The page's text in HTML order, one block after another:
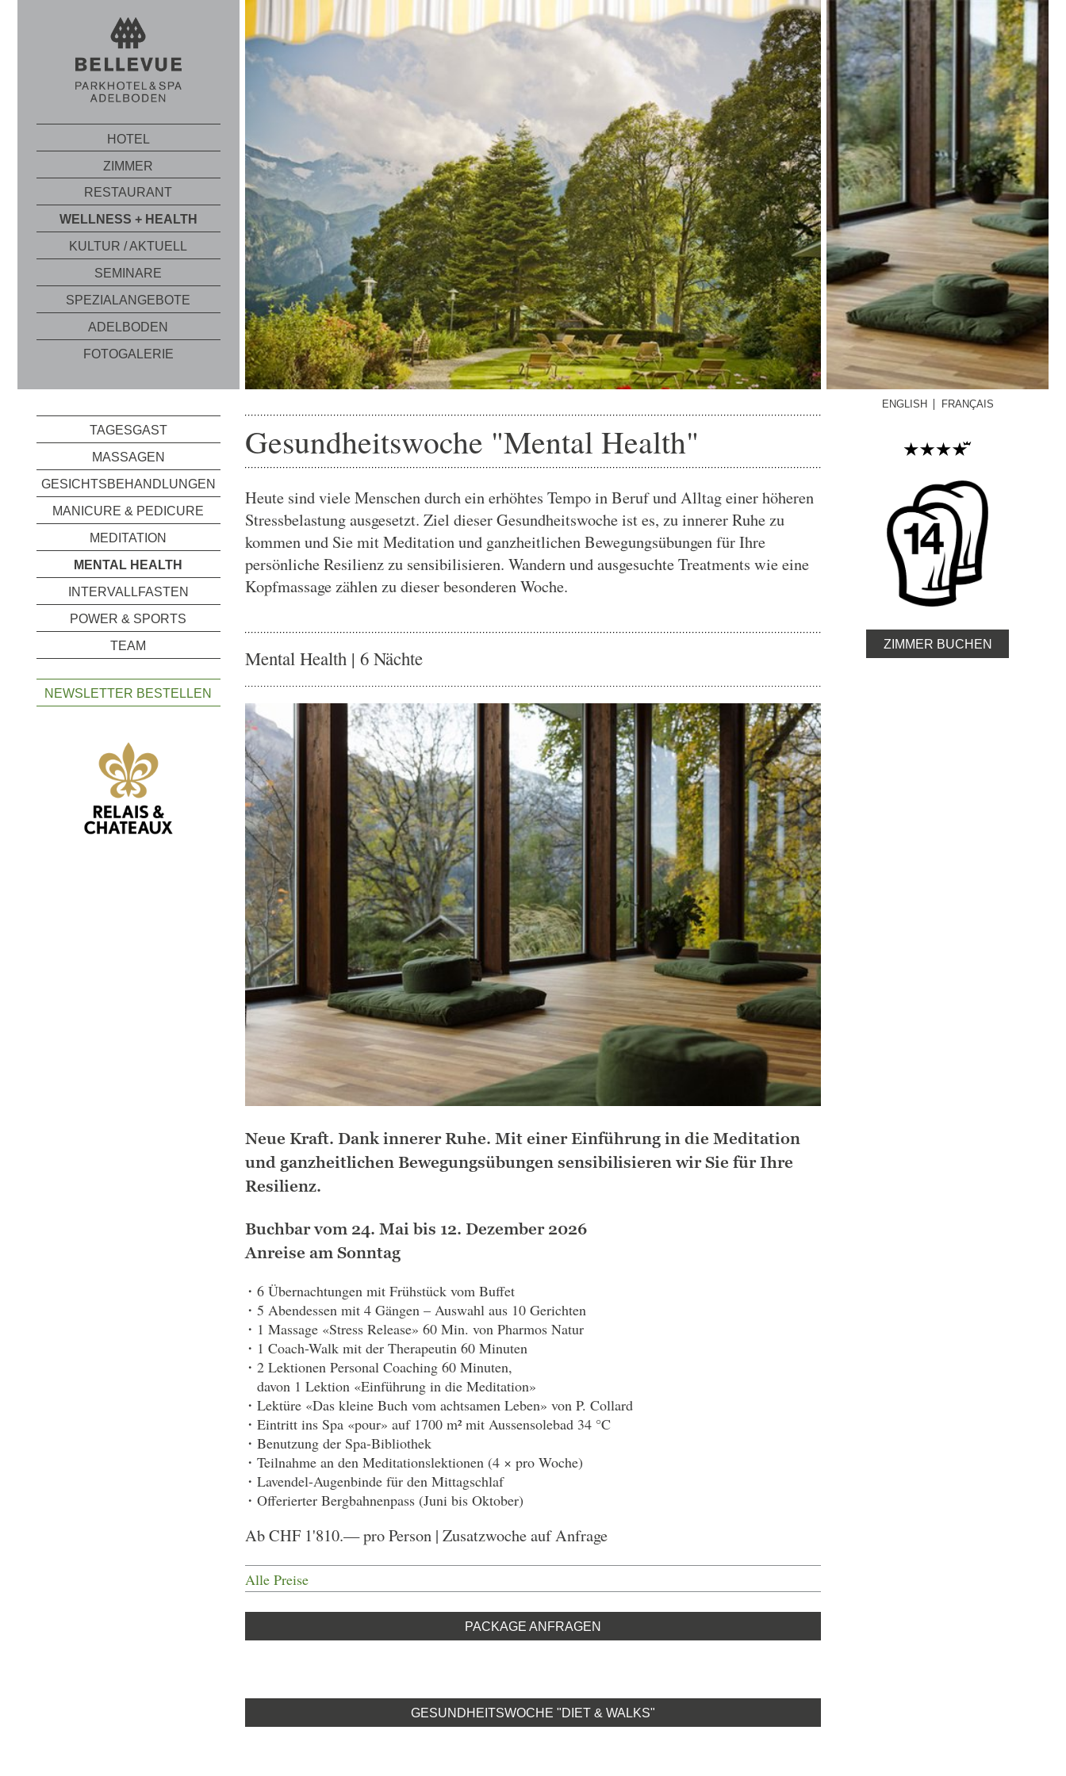
HOTEL
ZIMMER
RESTAURANT
WELLNESS + HEALTH
KULTUR / AKTUELL
SEMINARE
SPEZIALANGEBOTE
ADELBODEN
FOTOGALERIE
ENGLISH FRANÇAIS
TAGESGAST
MASSAGEN
GESICHTSBEHANDLUNGEN
MANICURE & PEDICURE
MEDITATION
MENTAL HEALTH
INTERVALLFASTEN
POWER & SPORTS
TEAM
NEWSLETTER BESTELLEN
Gesundheitswoche "Mental Health"
Heute sind viele Menschen durch ein erhöhtes Tempo in Beruf und Alltag einer höheren
Stressbelastung ausgesetzt. Ziel dieser Gesundheitswoche ist es, zu innerer Ruhe zu
kommen und Sie mit Meditation und ganzheitlichen Bewegungsübungen für Ihre
persönliche Resilienz zu sensibilisieren. Wandern und ausgesuchte Treatments wie eine
Kopfmassage zählen zu dieser besonderen Woche.
Mental Health | 6 Nächte
Neue Kraft. Dank innerer Ruhe. Mit einer Einführung in die Meditation
und ganzheitlichen Bewegungsübungen sensibilisieren wir Sie für Ihre
Resilienz.
Buchbar vom 24. Mai bis 12. Dezember 2026
Anreise am Sonntag
6 Übernachtungen mit Frühstück vom Buffet
5 Abendessen mit 4 Gängen – Auswahl aus 10 Gerichten
1 Massage «Stress Release» 60 Min. von Pharmos Natur
1 Coach-Walk mit der Therapeutin 60 Minuten
2 Lektionen Personal Coaching 60 Minuten,
davon 1 Lektion «Einführung in die Meditation»
Lektüre «Das kleine Buch vom achtsamen Leben» von P. Collard
Eintritt ins Spa «pour» auf 1700 m² mit Aussensolebad 34 °C
Benutzung der Spa-Bibliothek
Teilnahme an den Meditationslektionen (4 × pro Woche)
Lavendel-Augenbinde für den Mittagschlaf
Offerierter Bergbahnenpass (Juni bis Oktober)
Ab CHF 1'810.— pro Person | Zusatzwoche auf Anfrage
Alle Preise
PACKAGE ANFRAGEN
GESUNDHEITSWOCHE "DIET & WALKS"
ZIMMER BUCHEN